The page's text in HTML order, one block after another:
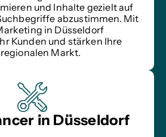
und Inhalte gezielt auf
abzustimmen. Mit
in Düsseldorf
Kunden und stärken Ihre
Markt.
in Düsseldorf